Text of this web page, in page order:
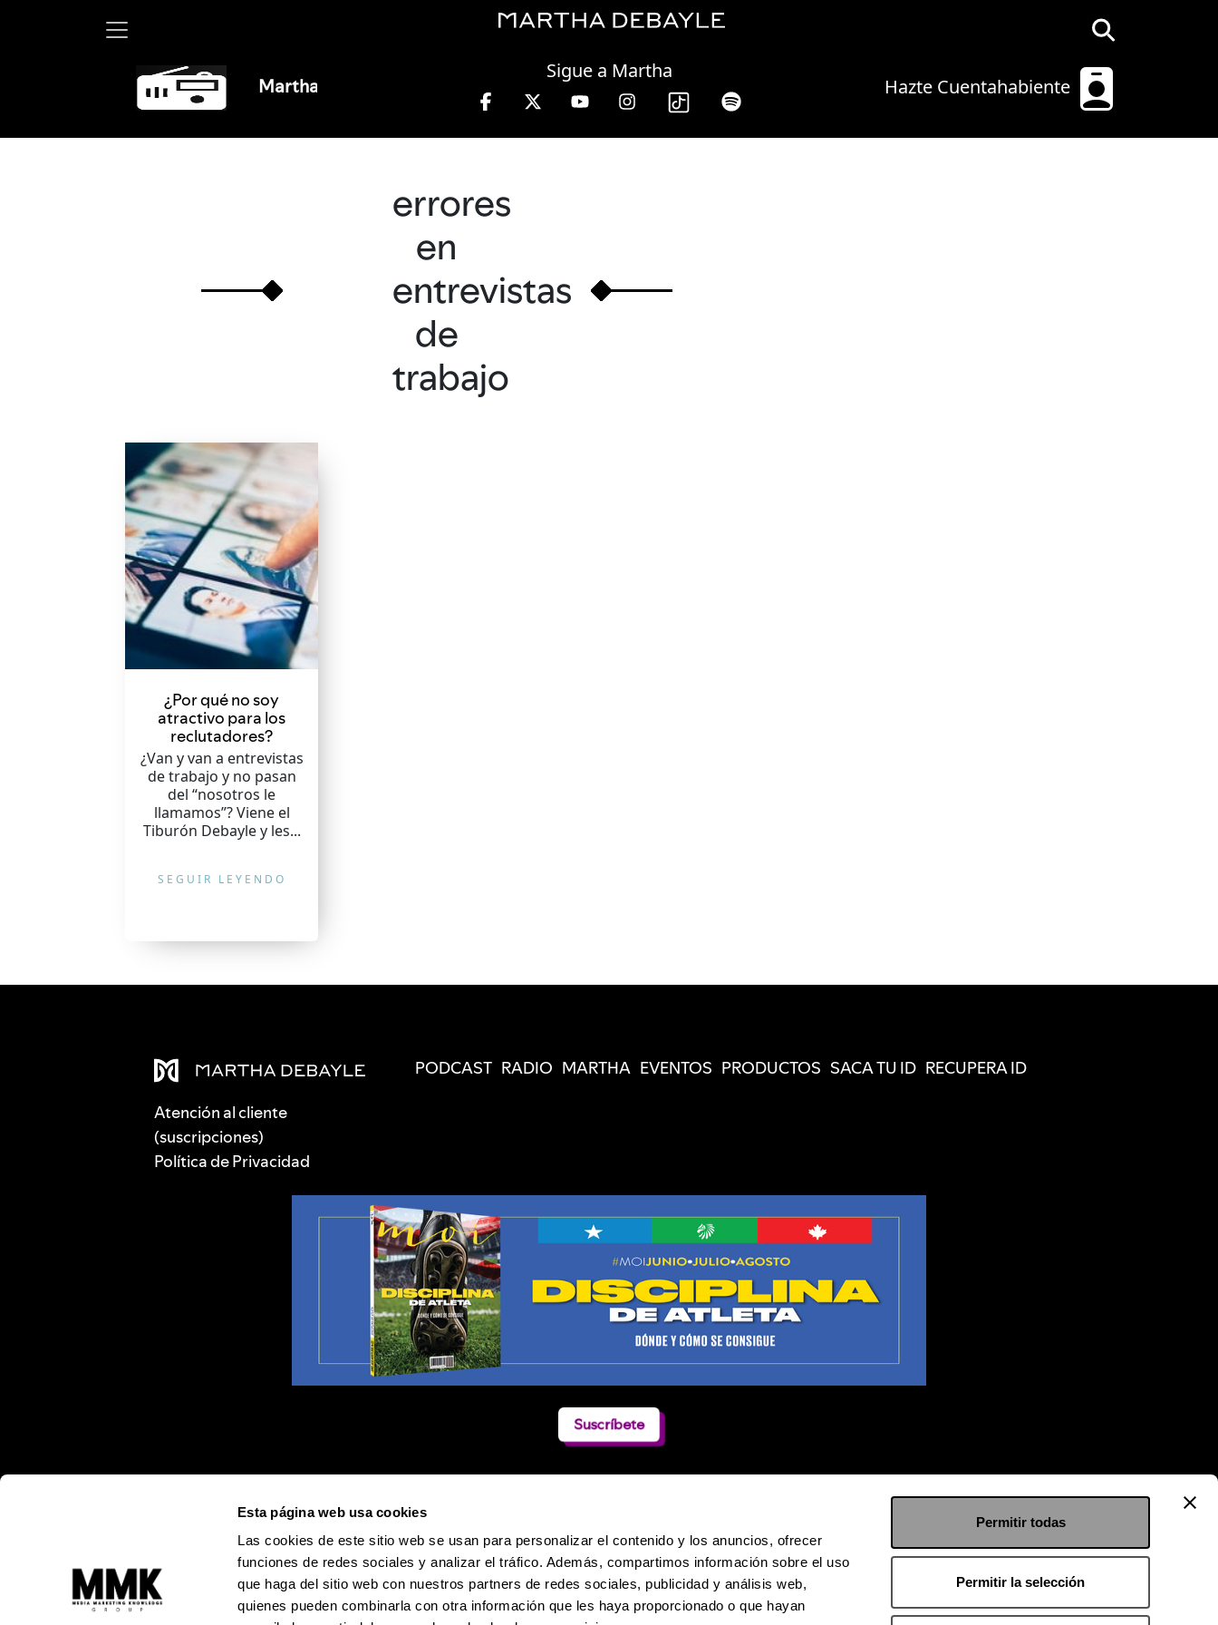
Esta página web usa cookies
Las cookies de este sitio web se usan para personalizar el contenido y los anuncios, ofrecer
funciones de redes sociales y analizar el tráfico. Además, compartimos información sobre el uso
que haga del sitio web con nuestros partners de redes sociales, publicidad y análisis web,
quienes pueden combinarla con otra información que les haya proporcionado o que hayan
Permitir todas
Permitir la selección
Hazte Cuentahabiente
Sigue a Martha
Martha Debayle en W, lunes a viernes de 10 a 13 hrs.
errores
en
entrevistas
de
trabajo
¿Por qué no soy
atractivo para los
reclutadores?
¿Van y van a entrevistas
de trabajo y no pasan
del “nosotros le
llamamos”? Viene el
Tiburón Debayle y les...
SEGUIR LEYENDO
Atención al cliente
(suscripciones)
Política de Privacidad
PODCAST RADIO MARTHA EVENTOS PRODUCTOS SACA TU ID RECUPERA ID
Suscríbete